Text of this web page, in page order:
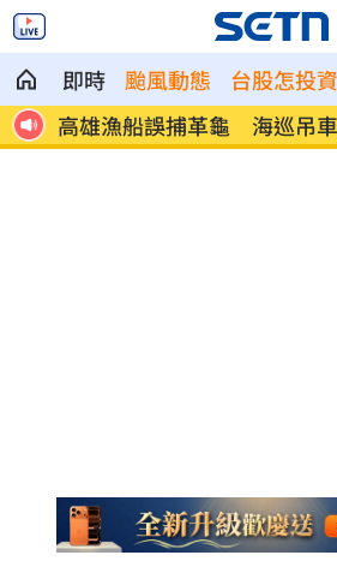
即時 颱風動態 台股怎投資
安
富邦交手統一延賽 新洋投
湯